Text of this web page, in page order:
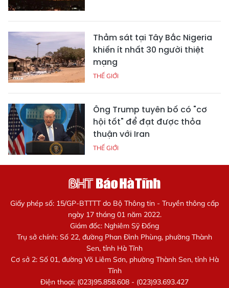
Thảm sát tại Tây Bắc Nigeria
khiến ít nhất 30 người thiệt
mạng
THẾ GIỚI
Ông Trump tuyên bố có "cơ
hội tốt" để đạt được thỏa
thuận với Iran
THẾ GIỚI
Giấy phép số: 15/GP-BTTTT do Bộ Thông tin - Truyền thông cấp
ngày 17 tháng 01 năm 2022.
Giám đốc: Nghiêm Sỹ Đống
Trụ sở chính: Số 22, đường Phan Đình Phùng, phường Thành
Sen, tỉnh Hà Tĩnh
Cơ sở 2: Số 01, đường Võ Liêm Sơn, phường Thành Sen, tỉnh Hà
Tĩnh
Điện thoại: (023)95.858.608 - (023)93.693.427